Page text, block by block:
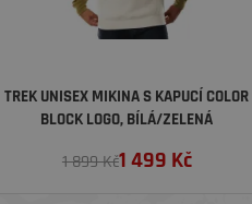
TREK UNISEX MIKINA S KAPUCÍ COLOR
BLOCK LOGO, BÍLÁ/ZELENÁ
1 899 Kč1 499 Kč